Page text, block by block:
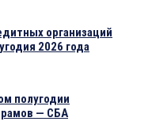
организаций
2026 года
полугодии
— СБА